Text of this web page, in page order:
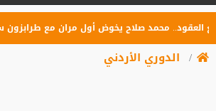
محمد صلاح يخوض أول مران مع طرابزون سبور
الدوري الأردني